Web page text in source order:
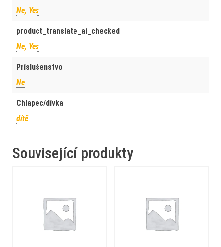
Ne, Yes
product_translate_ai_checked
Ne, Yes
Príslušenstvo
Ne
Chlapec/dívka
dítě
Související produkty